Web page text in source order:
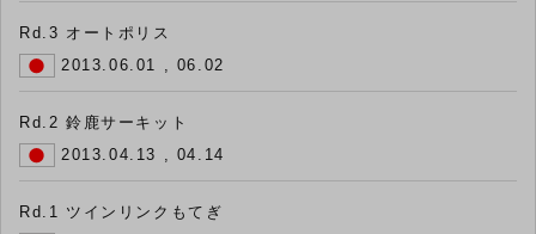
Rd.3 オートポリス
2013.06.01 , 06.02
Rd.2 鈴鹿サーキット
2013.04.13 , 04.14
Rd.1 ツインリンクもてぎ